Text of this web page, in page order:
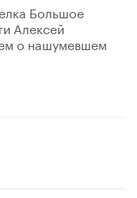
Большое
Алексей
о нашумевшем